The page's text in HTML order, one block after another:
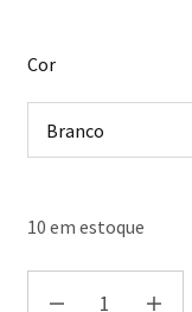
Cor
10 em estoque